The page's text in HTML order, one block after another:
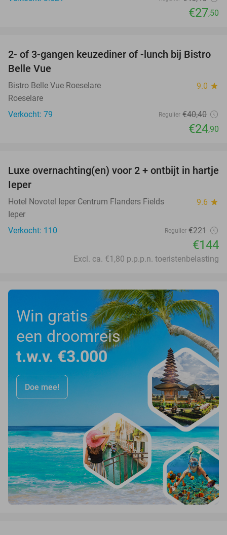
€27,50
38%
2- of 3-gangen keuzediner of -lunch bij Bistro
Belle Vue
Bistro Belle Vue Roeselare 9.0 star
Roeselare
Verkocht: 79
Regulier €40,40
€24,90
35%
Luxe overnachting(en) voor 2 + ontbijt in hartje
Ieper
Hotel Novotel Ieper Centrum Flanders Fields 9.6 star
Ieper
Verkocht: 110
Regulier €221
€144
Excl. ca. €1,80 p.p.p.n. toeristenbelasting
Win gratis
een droomreis
t.w.v. €3.000
Doe mee!